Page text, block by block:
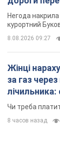
8 часов назад